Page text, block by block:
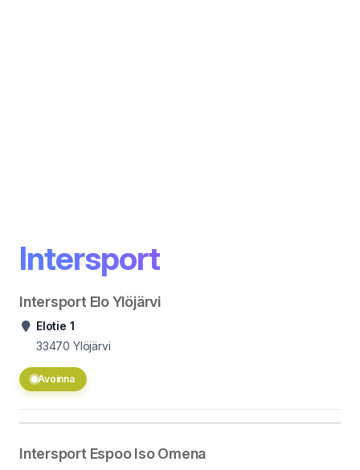
Intersport
Intersport Elo Ylöjärvi
Elotie 1
33470 Ylöjärvi
Avoinna
Intersport Espoo Iso Omena